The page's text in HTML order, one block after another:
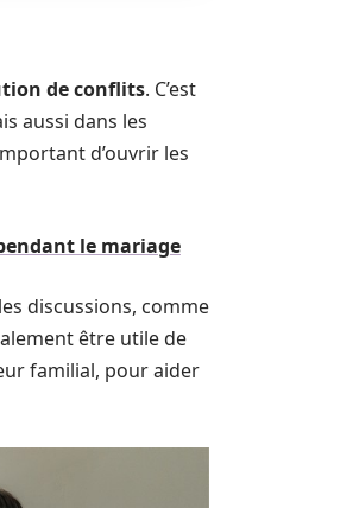
de conflits. C’est
aussi dans les
d’ouvrir les
le mariage
discussions, comme
être utile de
familial, pour aider